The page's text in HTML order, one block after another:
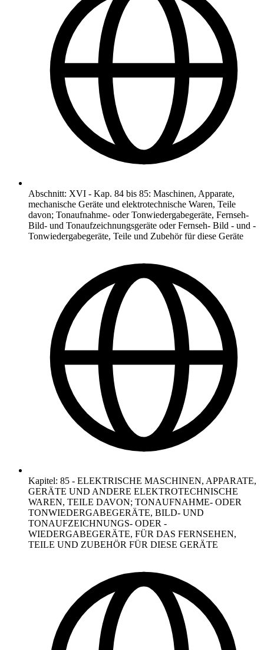
Abschnitt: XVI - Kap. 84 bis 85: Maschinen, Apparate,
mechanische Geräte und elektrotechnische Waren, Teile
davon; Tonaufnahme- oder Tonwiedergabegeräte, Fernseh-
Bild- und Tonaufzeichnungsgeräte oder Fernseh- Bild - und -
Tonwiedergabegeräte, Teile und Zubehör für diese Geräte
Kapitel: 85 - ELEKTRISCHE MASCHINEN, APPARATE,
GERÄTE UND ANDERE ELEKTROTECHNISCHE
WAREN, TEILE DAVON; TONAUFNAHME- ODER
TONWIEDERGABEGERÄTE, BILD- UND
TONAUFZEICHNUNGS- ODER -
WIEDERGABEGERÄTE, FÜR DAS FERNSEHEN,
TEILE UND ZUBEHÖR FÜR DIESE GERÄTE